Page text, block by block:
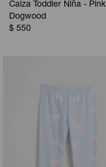
Calza Toddler Niña - Pink
Dogwood
$ 550